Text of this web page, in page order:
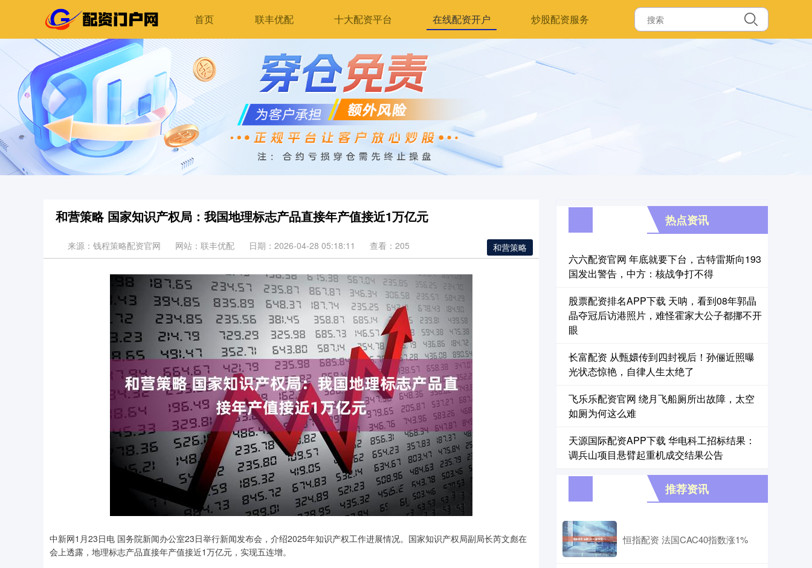
首页 联丰优配 十大配资平台 在线配资开户 炒股配资服务
和营策略 国家知识产权局：我国地理标志产品直接年产值接近1万亿元
和营策略
来源：钱程策略配资官网 网站：联丰优配 日期：2026-04-28 05:18:11 查看：205
中新网1月23日电 国务院新闻办公室23日举行新闻发布会，介绍2025年知识产权工作进展情况。国家知识产权局副局长芮文彪在
会上透露，地理标志产品直接年产值接近1万亿元，实现五连增。
热点资讯
六六配资官网 年底就要下台，古特雷斯向193
国发出警告，中方：核战争打不得
股票配资排名APP下载 天呐，看到08年郭晶
晶夺冠后访港照片，难怪霍家大公子都挪不开
眼
长富配资 从甄嬛传到四封视后！孙俪近照曝
光状态惊艳，自律人生太绝了
飞乐乐配资官网 绕月飞船厕所出故障，太空
如厕为何这么难
天源国际配资APP下载 华电科工招标结果：
调兵山项目悬臂起重机成交结果公告
推荐资讯
恒指配资 法国CAC40指数涨1%